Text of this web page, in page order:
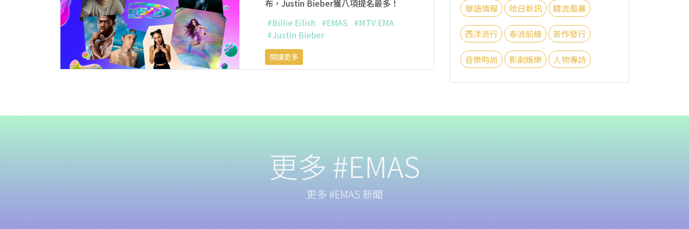
華語情報 哈日新訊 韓流風暴
西洋流行 泰流前線 新作發行
音樂時尚 影劇娛樂 人物專訪
布，Justin Bieber獲八項提名最多！
#Billie Eilish #EMAS #MTV EMA
#Justin Bieber
閱讀更多
更多 #EMAS
更多 #EMAS 新聞